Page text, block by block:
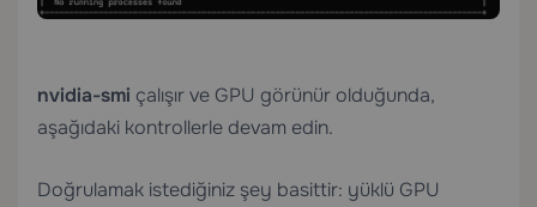
nvidia-smi çalışır ve GPU görünür olduğunda,
aşağıdaki kontrollerle devam edin.
Doğrulamak istediğiniz şey basittir: yüklü GPU